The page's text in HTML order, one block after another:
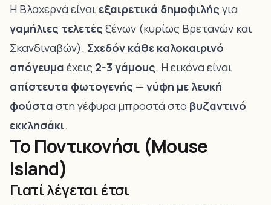
Η Βλαχερνά είναι εξαιρετικά δημοφιλής για
γαμήλιες τελετές ξένων (κυρίως Βρετανών και
Σκανδιναβών). Σχεδόν κάθε καλοκαιρινό
απόγευμα έχεις 2-3 γάμους. Η εικόνα είναι
απίστευτα φωτογενής — νύφη με λευκή
φούστα στη γέφυρα μπροστά στο βυζαντινό
εκκλησάκι.
Το Ποντικονήσι (Mouse
Island)
Γιατί λέγεται έτσι